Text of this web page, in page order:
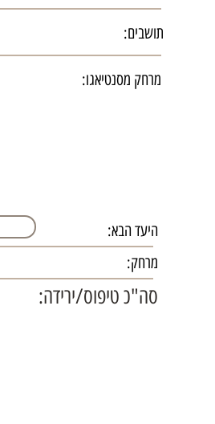
סה"כ טיפוס/ירידה:
מרחק:
היעד הבא:
מרחק מסנטיאגו:
תושבים: